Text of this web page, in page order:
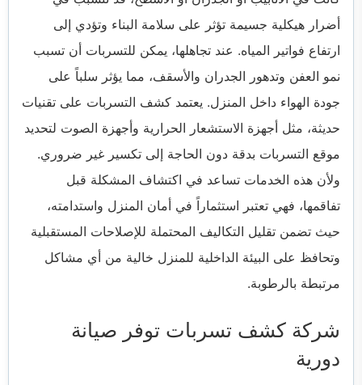
أضرار هيكلية جسيمة تؤثر على سلامة البناء وتؤدي إلى
ارتفاع فواتير المياه. عند تجاهلها، يمكن للتسربات أن تسبب
نمو العفن وتدهور الجدران والأسقف، مما يؤثر سلباً على
جودة الهواء داخل المنزل. يعتمد كشف التسربات على تقنيات
حديثة، مثل أجهزة الاستشعار الحرارية وأجهزة الصوت لتحديد
موقع التسربات بدقة دون الحاجة إلى تكسير غير ضروري.
ولأن هذه الخدمات تساعد في اكتشاف المشكلة قبل
تفاقمها، فهي تعتبر استثماراً في أمان المنزل واستدامته،
حيث تضمن تقليل التكاليف المحتملة للإصلاحات المستقبلية
وتحافظ على البيئة الداخلية للمنزل خالية من أي مشاكل
مرتبطة بالرطوبة.
شركة كشف تسربات توفر صيانة
دورية